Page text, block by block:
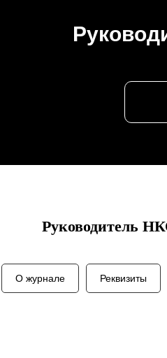
Руководитель
О журнале Реквизиты